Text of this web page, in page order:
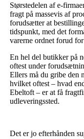
Størstedelen af e-
fragt på massevis af
forudsætter at
tidspunkt, med det
varerne ordnet forud
En hel del butikker på
oftest under
Ellers må du gribe den
hvilket oftest – hvad
Ebeltoft – er at få
udleveringssted.
Det er jo efterhånden